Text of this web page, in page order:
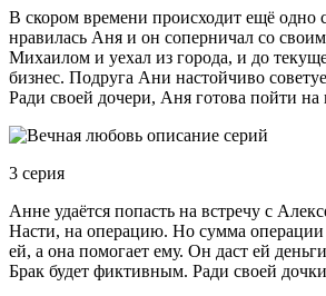
В скором времени происходит ещё одно
нравилась Аня и он соперничал со
Михаилом и уехал из города, и до
бизнес. Подруга Ани настойчиво
Ради своей дочери, Аня готова пойти на
3 серия
Анне удаётся попасть на встречу с
Насти, на операцию. Но сумма
ей, а она помогает ему. Он даст ей
Брак будет фиктивным. Ради своей